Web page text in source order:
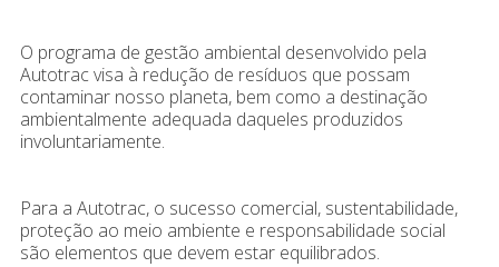
O programa de gestão ambiental desenvolvido pela
Autotrac visa à redução de resíduos que possam
contaminar nosso planeta, bem como a destinação
ambientalmente adequada daqueles produzidos
involuntariamente.
Para a Autotrac, o sucesso comercial, sustentabilidade,
proteção ao meio ambiente e responsabilidade social
são elementos que devem estar equilibrados.